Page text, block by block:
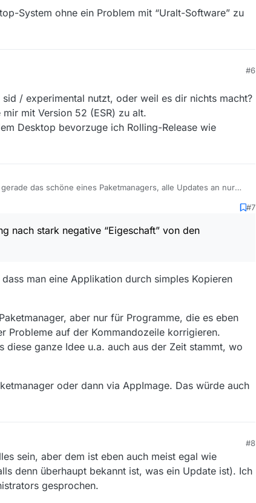
System ohne ein Problem mit “Uralt-Software” zu
#6
/ experimental nutzt, oder weil es dir nichts macht?
mit Version 52 (ESR) zu alt.
Desktop bevorzuge ich Rolling-Release wie
das schöne eines Paketmanagers, alle Updates an nur
ob es Updates gibt und dieses für jedes Programm manuell zu
für jede Applikation hoffen, dass der Entwickler die
herunterladen und auf meinem Linux-Desktop-System
würde ich mir sowas wahrscheinlich auch wünschen, um
man selbst schuld.
#7
nach stark negative “Eigeschaft” von den
man eine Applikation durch simples Kopieren
aber nur für Programme, die es eben
Probleme auf der Kommandozeile korrigieren.
ganze Idee u.a. auch aus der Zeit stammt, wo
oder dann via AppImage. Das würde auch
#8
sein, aber dem ist eben auch meist egal wie
denn überhaupt bekannt ist, was ein Update ist). Ich
gesprochen.